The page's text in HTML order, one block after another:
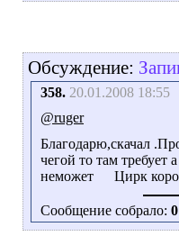
Обсуждение:
358. 20.01.2008 18:55
@ruger
Благодарю,скачал
чегой то там требует
неможет
Цирк
Сообщение собрало: 0